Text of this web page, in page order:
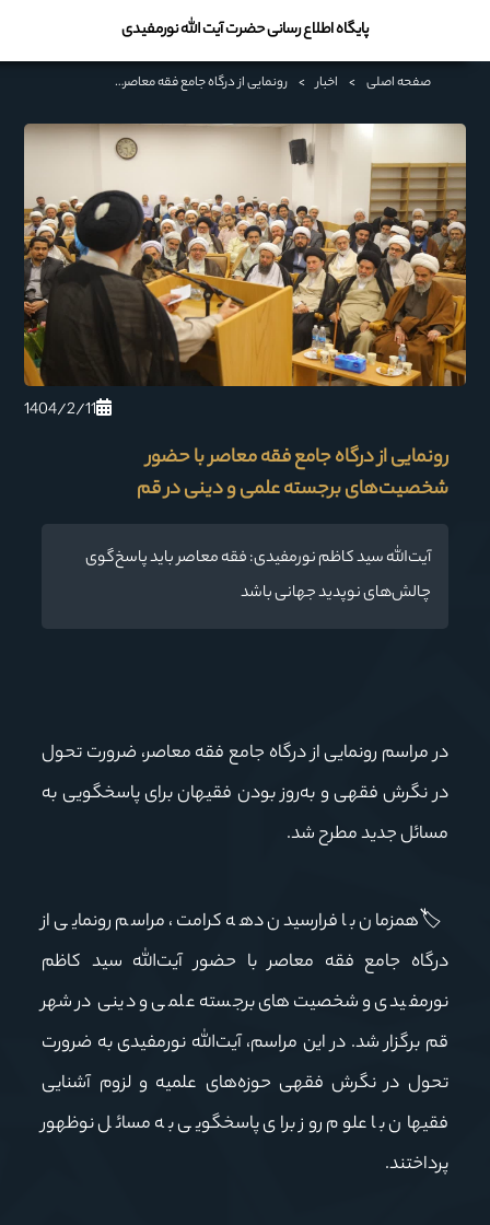
پایگاه اطلاع رسانی حضرت آیت الله نورمفیدی
صفحه اصلی > اخبار > رونمایی از درگاه جامع فقه معاصر با حضور شخصیت‌های برجسته علمی و دینی در قم
1404/2/11
رونمایی از درگاه جامع فقه معاصر با حضور
شخصیت‌های برجسته علمی و دینی در قم
آیت‌الله سید کاظم نورمفیدی: فقه معاصر باید پاسخ‌گوی
چالش‌های نوپدید جهانی باشد
در مراسم رونمایی از درگاه جامع فقه معاصر، ضرورت تحول
در نگرش فقهی و به‌روز بودن فقیهان برای پاسخگویی به
مسائل جدید مطرح شد.
🏷همزمان با فرارسیدن دهه کرامت، مراسم رونمایی از
درگاه جامع فقه معاصر با حضور آیت‌الله سید کاظم
نورمفیدی و شخصیت‌های برجسته علمی و دینی در شهر
قم برگزار شد. در این مراسم، آیت‌الله نورمفیدی به ضرورت
تحول در نگرش فقهی حوزه‌های علمیه و لزوم آشنایی
فقیهان با علوم روز برای پاسخگویی به مسائل نوظهور
پرداختند.